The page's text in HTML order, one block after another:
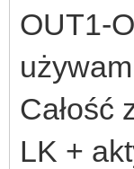
OUT1-
Całość
LK +